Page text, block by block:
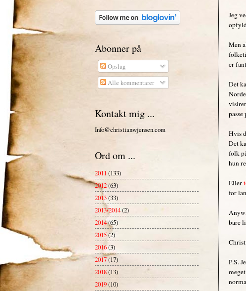
Jeg
Men
er
Det
passe
Hvis
Det
folk
hun
Eller
for
bare
P.S.
Abonner på
Opslag
Alle kommentarer
Kontakt mig ...
Info@christianwjensen.com
Ord om ...
2011 (133)
2012(63)
2013(33)
2013/2014(2)
2014(65)
2015(2)
2016(3)
2017(17)
2018(13)
2019(10)